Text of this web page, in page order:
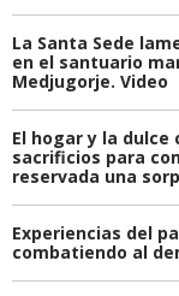
La Santa Sede
en el santuario
Medjugorje. Video
El hogar y la dulce
sacrificios para
reservada una
Experiencias del
combatiendo al